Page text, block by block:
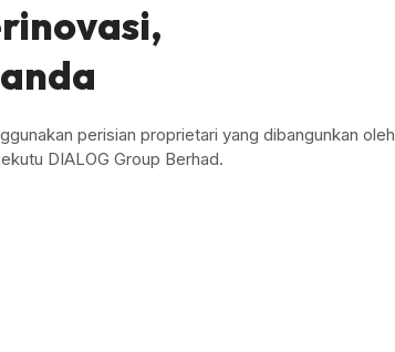
perisian proprietari yang dibangunkan oleh
DIALOG Group Berhad.